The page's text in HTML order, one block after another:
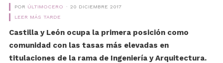
POR ÚLTIMOCERO
20 DICIEMBRE 2017
LEER MÁS TARDE
Castilla y León ocupa la primera posición como
comunidad con las tasas más elevadas en
titulaciones de la rama de Ingeniería y Arquitectura.